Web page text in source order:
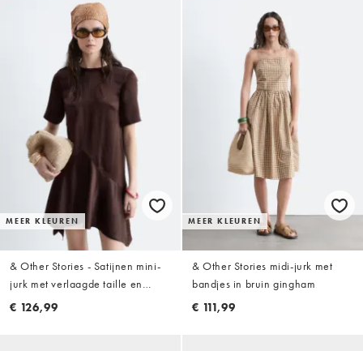
MEER KLEUREN
& Other Stories - Satijnen mini-
jurk met verlaagde taille en
zakdoekzoom in chocoladebruin
€ 126,99
MEER KLEUREN
& Other Stories midi-jurk met
bandjes in bruin gingham
€ 111,99